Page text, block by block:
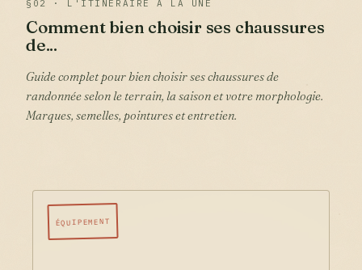
§02 · L'ITINÉRAIRE À LA UNE
Comment bien choisir ses chaussures
de...
Guide complet pour bien choisir ses chaussures de
randonnée selon le terrain, la saison et votre morphologie.
Marques, semelles, pointures et entretien.
ÉQUIPEMENT